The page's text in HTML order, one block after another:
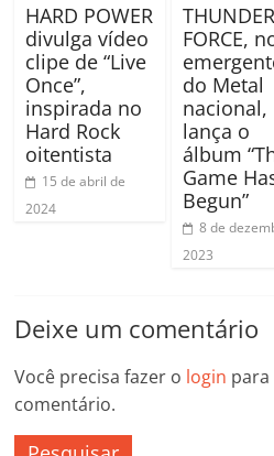
HARD POWER
divulga vídeo
clipe de “Live
Once”,
inspirada no
Hard Rock
oitentista
15 de abril de
2024
THUNDER
FORCE,
do Metal
nacional,
lança o
álbum
Game
Begun”
8 de
2023
Deixe um comentário
Você precisa fazer o login
comentário.